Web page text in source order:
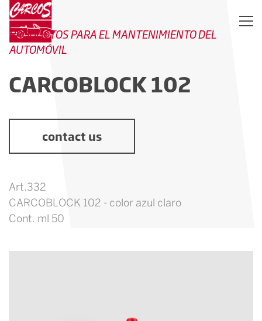
PRODUCTOS PARA EL MANTENIMIENTO DEL
AUTOMÓVIL
CARCOBLOCK 102
contact us
Art.332
CARCOBLOCK 102 - color azul claro
Cont. ml 50